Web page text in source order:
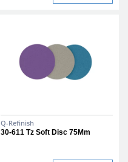
Q-Refinish
30-611 Tz Soft Disc 75Mm